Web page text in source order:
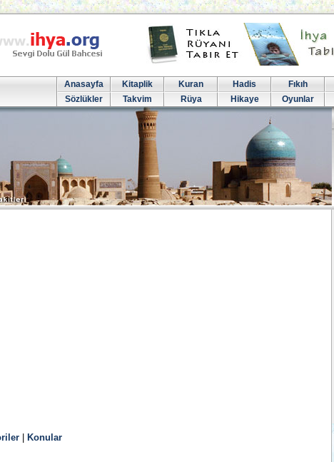
Anasayfa Kitaplik Kuran Hadis Fıkıh
Sözlükler
Takvim Rüya Hikaye Oyunlar
Konular